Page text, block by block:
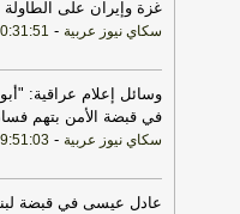
غزة وإيران على الطاولة
سكاي نيوز عربية -
وسائل إعلام عراقية:
في قبضة الأمن بتهم
سكاي نيوز عربية -
عادل عيسى في قبضة